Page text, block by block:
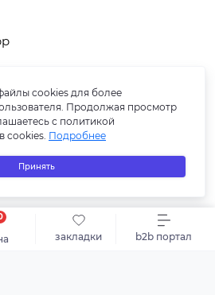
закладки b2b портал
В корзину
рассылку
cookies для более
Продолжая просмотр
с политикой
cookies. Подробнее
Принять